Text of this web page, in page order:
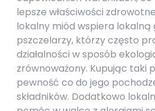
lepsze właściwości
lokalny miód wspiera lokalną
pszczelarzy, którzy często
działalności w sposób
zrównoważony. Kupując taki
pewność co do jego
składników. Dodatkowo